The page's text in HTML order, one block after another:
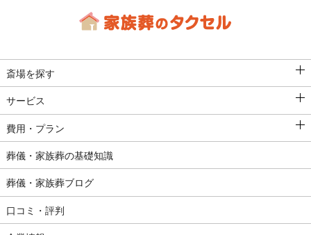
斎場を探す
サービス
費用・プラン
葬儀・家族葬の基礎知識
葬儀・家族葬ブログ
口コミ・評判